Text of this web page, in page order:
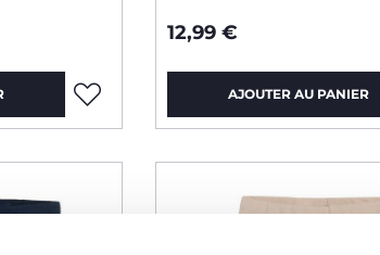
12,99 €
AJOUTER AU PANIER